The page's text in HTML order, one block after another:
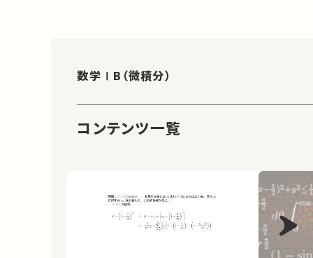
数学ⅠB（微積分）
コンテンツ一覧